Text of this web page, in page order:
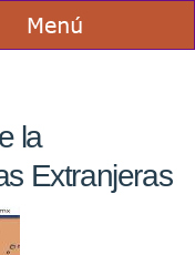
la
Extranjeras